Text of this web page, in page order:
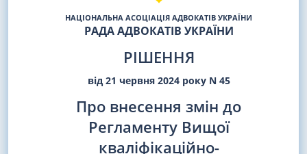
НАЦІОНАЛЬНА АСОЦІАЦІЯ АДВОКАТІВ УКРАЇНИ
РАДА АДВОКАТІВ УКРАЇНИ
РІШЕННЯ
від 21 червня 2024 року N 45
Про внесення змін до
Регламенту Вищої
кваліфікаційно-